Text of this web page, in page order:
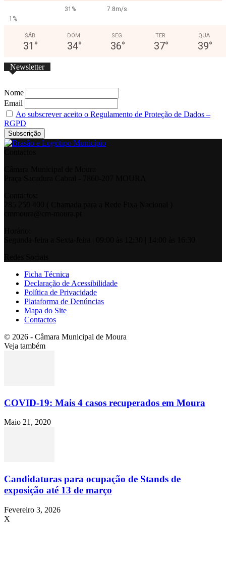
31%
7.8m/s
1%
SÁB
31 °
DOM
34°
SEG
36°
TER
37°
QUA
39°
Newsletter
Nome
Email
Ao subscrever aceito o Regulamento de Proteção de Dados –
RGPD
Ficha Técnica
Declaração de Acessibilidade
Política de Privacidade
Plataforma de Denúncias
Mapa do Site
Contactos
© 2026 - Câmara Municipal de Moura
Veja também
COVID-19: Mais 4 casos recuperados em Moura
Maio 21, 2020
Candidaturas para ocupação de Stands de
exposição até 13 de março
Fevereiro 3, 2026
X